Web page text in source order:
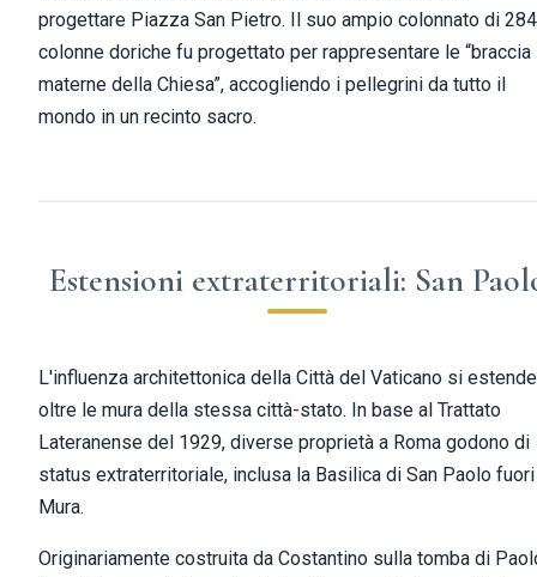
progettare Piazza San Pietro. Il suo ampio colonnato di 284
colonne doriche fu progettato per rappresentare le “braccia
materne della Chiesa”, accogliendo i pellegrini da tutto il
mondo in un recinto sacro.
Estensioni extraterritoriali: San
L'influenza architettonica della Città del Vaticano si estende
oltre le mura della stessa città-stato. In base al Trattato
Lateranense del 1929, diverse proprietà a Roma godono di
status extraterritoriale, inclusa la Basilica di San Paolo
Mura.
Originariamente costruita da Costantino sulla tomba di